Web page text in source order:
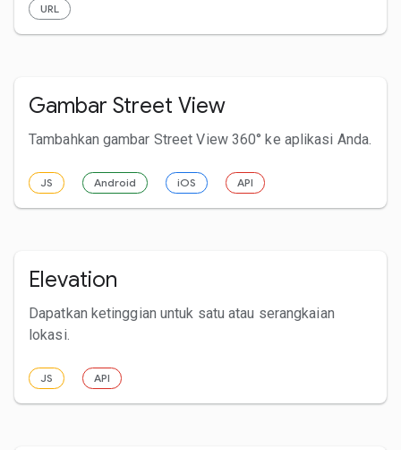
URL
Gambar Street View
Tambahkan gambar Street View 360° ke aplikasi Anda.
JS Android iOS API
Elevation
Dapatkan ketinggian untuk satu atau serangkaian
lokasi.
JS API